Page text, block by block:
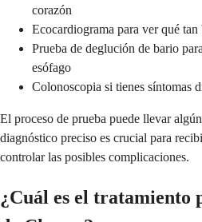
corazón
Ecocardiograma para ver qué
Prueba de deglución de bario
esófago
Colonoscopia si tienes síntomas
El proceso de prueba puede llevar
diagnóstico preciso es crucial para
controlar las posibles complicaciones.
¿Cuál es el tratamiento